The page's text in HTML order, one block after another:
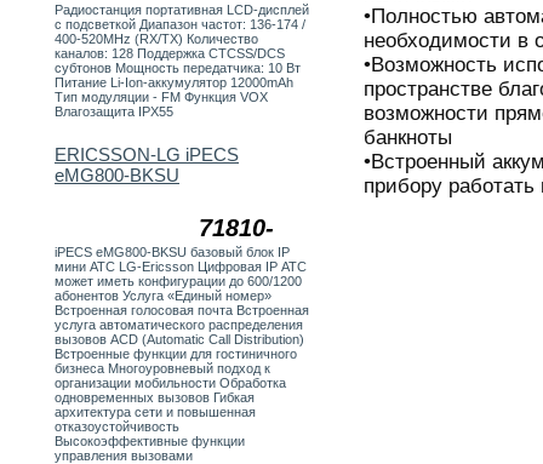
Радиостанция портативная LCD-дисплей
с подсветкой Диапазон частот: 136-174 /
400-520MHz (RX/TX) Количество
каналов: 128 Поддержка CTCSS/DCS
субтонов Мощность передатчика: 10 Вт
Питание Li-Ion-аккумулятор 12000mAh
Тип модуляции - FM Функция VOX
Влагозащита IPX55
71810-
ERICSSON-LG iPECS
eMG800-BKSU
iPECS eMG800-BKSU базовый блок IP
мини АТС LG-Ericsson Цифровая IP АТС
может иметь конфигурации до 600/1200
абонентов Услуга «Единый номер»
Встроенная голосовая почта Встроенная
услуга автоматического распределения
вызовов ACD (Automatic Call Distribution)
Встроенные функции для гостиничного
бизнеса Многоуровневый подход к
организации мобильности Обработка
одновременных вызовов Гибкая
архитектура сети и повышенная
отказоустойчивость
Высокоэффективные функции
управления вызовами
•Полностью
необходимости в
•Возможность
пространстве
возможности
банкноты
•Встроенный
прибору